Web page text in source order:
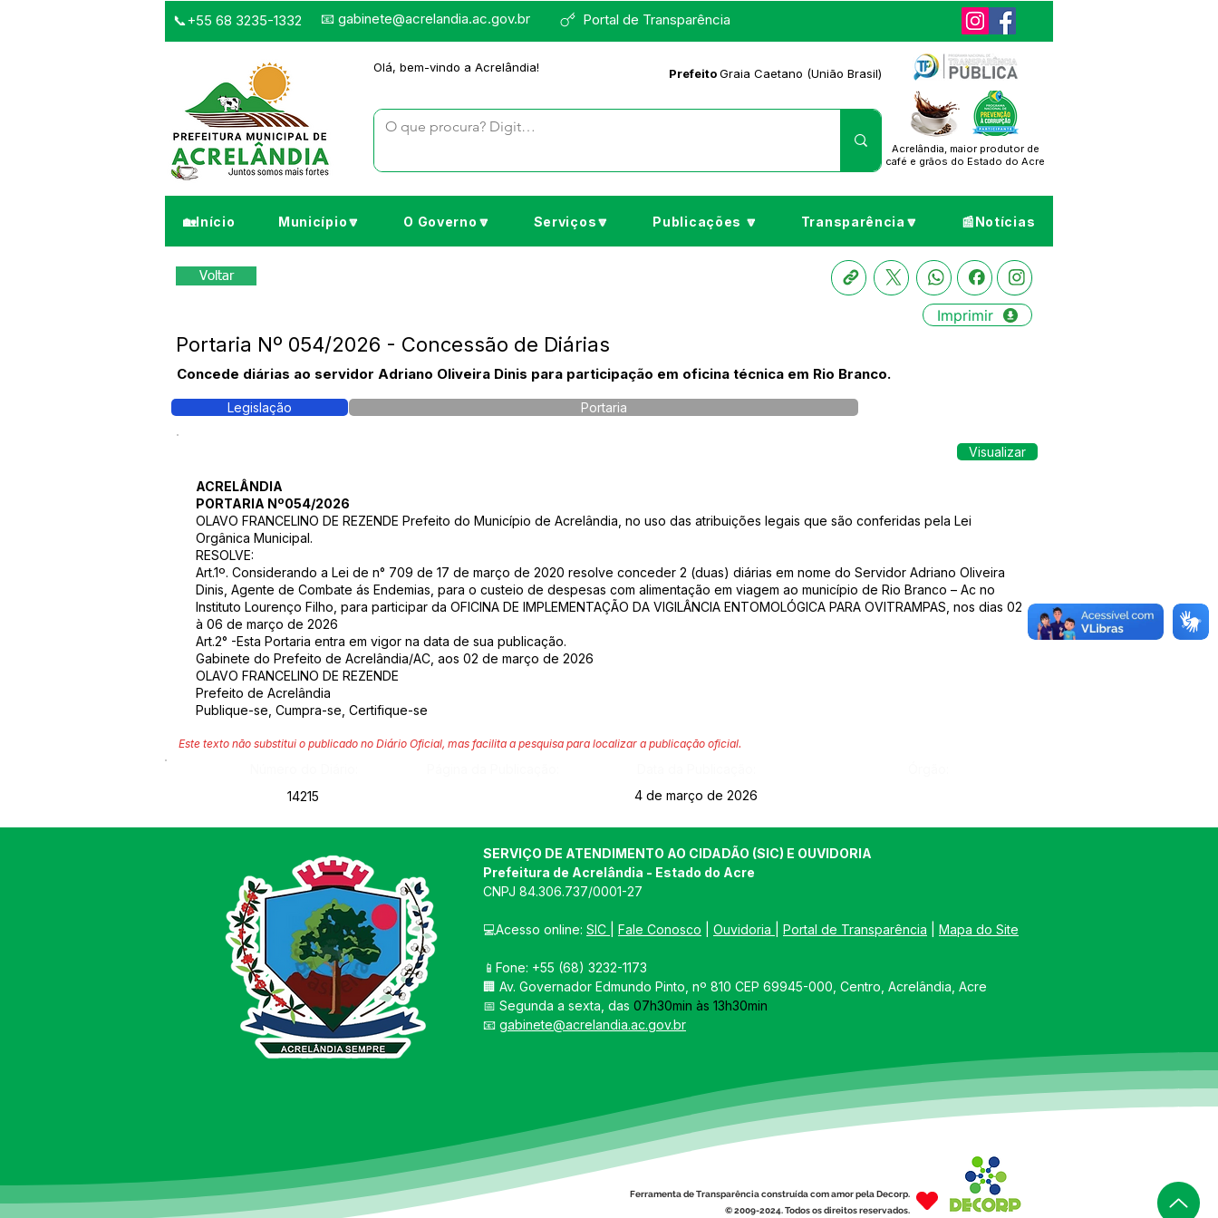
Portal de Transparência
📞+55 68 3235-1332 📧 gabinete@acrelandia.ac.gov.br
Olá, bem-vindo a Acrelândia! PrefeitoGraia Caetano (União Brasil)
Acrelândia, maior produtor de
café e grãos do Estado do Acre
🏡Início Município🔽 O Governo🔽 Serviços🔽 Publicações 🔽 Transparência🔽 📰Notícias
Voltar
Imprimir
Portaria Nº 054/2026 - Concessão de Diárias
Concede diárias ao servidor Adriano Oliveira Dinis para participação em oficina técnica em Rio Branco.
Legislação Portaria
Visualizar
ACRELÂNDIA
PORTARIA Nº054/2026
OLAVO FRANCELINO DE REZENDE Prefeito do Município de Acrelândia, no uso das atribuições legais que são conferidas pela Lei
Orgânica Municipal.
RESOLVE:
Art.1º. Considerando a Lei de n° 709 de 17 de março de 2020 resolve conceder 2 (duas) diárias em nome do Servidor Adriano Oliveira
Dinis, Agente de Combate ás Endemias, para o custeio de despesas com alimentação em viagem ao município de Rio Branco – Ac no
Instituto Lourenço Filho, para participar da OFICINA DE IMPLEMENTAÇÃO DA VIGILÂNCIA ENTOMOLÓGICA PARA OVITRAMPAS, nos dias 02
à 06 de março de 2026
Art.2° -Esta Portaria entra em vigor na data de sua publicação.
Gabinete do Prefeito de Acrelândia/AC, aos 02 de março de 2026
OLAVO FRANCELINO DE REZENDE
Prefeito de Acrelândia
Publique-se, Cumpra-se, Certifique-se
Este texto não substitui o publicado no Diário Oficial, mas facilita a pesquisa para localizar a publicação oficial.
14215
4 de março de 2026
SERVIÇO DE ATENDIMENTO AO CIDADÃO (SIC) E OUVIDORIA
Prefeitura de Acrelândia - Estado do Acre
CNPJ 84.306.737/0001-27
💻Acesso online: SIC Fale Conosco Ouvidoria Portal de Transparência Mapa do Site
📱Fone: +55 (68) 3232-1173
🏢 Av. Governador Edmundo Pinto, nº 810 CEP 69945-000, Centro, Acrelândia, Acre
📅 Segunda a sexta, das 07h30min às 13h30min
📧 gabinete@acrelandia.ac.gov.br
Ferramenta de Transparência construída com amor pela Decorp.
© 2009-2024. Todos os direitos reservados.